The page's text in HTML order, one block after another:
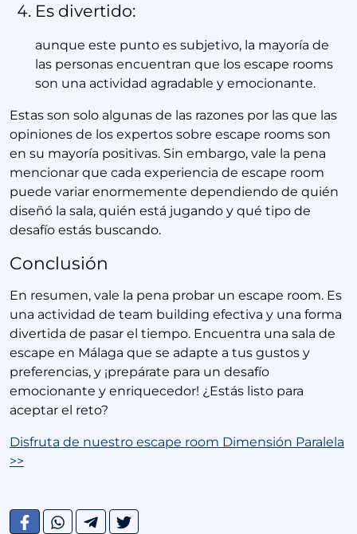
Es divertido:
aunque este punto es subjetivo, la mayoría de
las personas encuentran que los escape rooms
son una actividad agradable y emocionante.
Estas son solo algunas de las razones por las que las
opiniones de los expertos sobre escape rooms son
en su mayoría positivas. Sin embargo, vale la pena
mencionar que cada experiencia de escape room
puede variar enormemente dependiendo de quién
diseñó la sala, quién está jugando y qué tipo de
desafío estás buscando.
Conclusión
En resumen, vale la pena probar un escape room. Es
una actividad de team building efectiva y una forma
divertida de pasar el tiempo. Encuentra una sala de
escape en Málaga que se adapte a tus gustos y
preferencias, y ¡prepárate para un desafío
emocionante y enriquecedor! ¿Estás listo para
aceptar el reto?
Disfruta de nuestro escape room Dimensión Paralela
>>